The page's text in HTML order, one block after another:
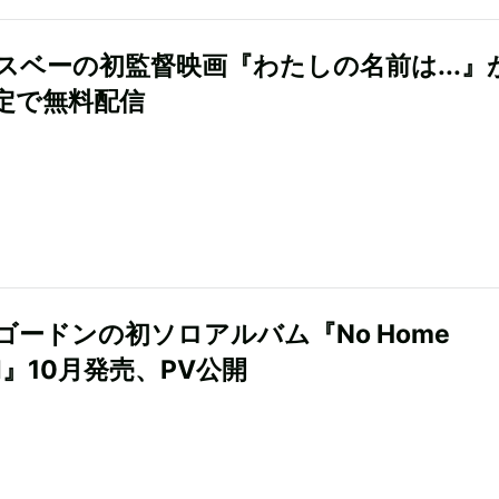
ベーの初監督映画『わたしの名前は...』
で無料配信
ードンの初ソロアルバム『No Home
10月発売、PV公開